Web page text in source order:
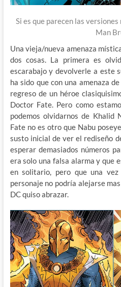
Si es que parecen las
Man
Una vieja/nueva amenaza
dos cosas. La primera es
escarabajo y devolverle a este
ha sido que con una amenaza
regreso de un héroe
Doctor Fate. Pero como
podemos olvidarnos de Khalid
Fate no es otro que Nabu
susto inicial de ver el rediseño
esperar demasiados números
era solo una falsa alarma y que
en solitario, pero que una
personaje no podría alejarse
DC quiso abrazar.